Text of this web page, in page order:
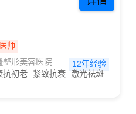
师
12年经验
整形美容医院
抗初老 紧致抗衰 激光祛斑